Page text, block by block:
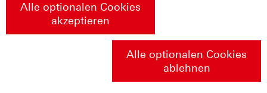
Alle optionalen Cookies
akzeptieren
Alle optionalen Cookies
ablehnen